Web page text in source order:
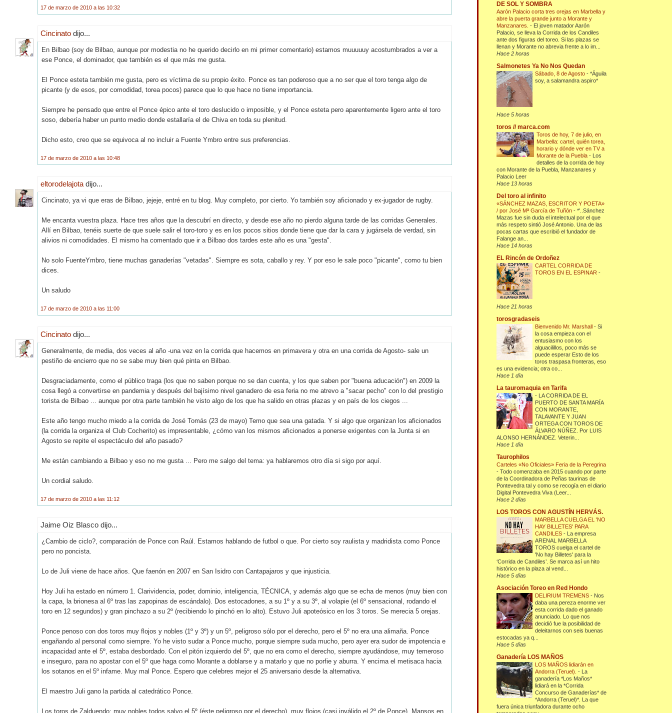
17 de marzo de 2010 a las 10:32
Cincinato dijo...
En Bilbao (soy de Bilbao, aunque por modestia no he querido decirlo en mi primer comentario) estamos muuuuuy acostumbrados a ver a
ese Ponce, el dominador, que también es el que más me gusta.
El Ponce esteta también me gusta, pero es víctima de su propio éxito. Ponce es tan poderoso que a no ser que el toro tenga algo de
picante (y de esos, por comodidad, torea pocos) parece que lo que hace no tiene importancia.
Siempre he pensado que entre el Ponce épico ante el toro deslucido o imposible, y el Ponce esteta pero aparentemente ligero ante el toro
soso, debería haber un punto medio donde estallaría el de Chiva en toda su plenitud.
Dicho esto, creo que se equivoca al no incluir a Fuente Ymbro entre sus preferencias.
17 de marzo de 2010 a las 10:48
eltorodelajota dijo...
Cincinato, ya vi que eras de Bilbao, jejeje, entré en tu blog. Muy completo, por cierto. Yo también soy aficionado y ex-jugador de rugby.
Me encanta vuestra plaza. Hace tres años que la descubrí en directo, y desde ese año no pierdo alguna tarde de las corridas Generales.
Allí en Bilbao, tenéis suerte de que suele salir el toro-toro y es en los pocos sitios donde tiene que dar la cara y jugársela de verdad, sin
alivios ni comodidades. El mismo ha comentado que ir a Bilbao dos tardes este año es una "gesta".
No solo FuenteYmbro, tiene muchas ganaderías "vetadas". Siempre es sota, caballo y rey. Y por eso le sale poco "picante", como tu bien
dices.
Un saludo
17 de marzo de 2010 a las 11:00
Cincinato dijo...
Generalmente, de media, dos veces al año -una vez en la corrida que hacemos en primavera y otra en una corrida de Agosto- sale un
pestiño de encierro que no se sabe muy bien qué pinta en Bilbao.
Desgraciadamente, como el público traga (los que no saben porque no se dan cuenta, y los que saben por "buena aducación") en 2009 la
cosa llegó a convertirse en pandemia y después del bajísimo nivel ganadero de esa feria no me atrevo a "sacar pecho" con lo del prestigio
torista de Bilbao ... aunque por otra parte también he visto algo de los que ha salido en otras plazas y en país de los ciegos ...
Este año tengo mucho miedo a la corrida de José Tomás (23 de mayo) Temo que sea una gatada. Y si algo que organizan los aficionados
(la corrida la organiza el Club Cocherito) es impresentable, ¿cómo van los mismos aficionados a ponerse exigentes con la Junta si en
Agosto se repite el espectáculo del año pasado?
Me están cambiando a Bilbao y eso no me gusta ... Pero me salgo del tema: ya hablaremos otro día si sigo por aquí.
Un cordial saludo.
17 de marzo de 2010 a las 11:12
Jaime Oiz Blasco dijo...
¿Cambio de ciclo?, comparación de Ponce con Raúl. Estamos hablando de futbol o que. Por cierto soy raulista y madridista como Ponce
pero no poncista.
Lo de Juli viene de hace años. Que faenón en 2007 en San Isidro con Cantapajaros y que injusticia.
Hoy Juli ha estado en número 1. Clarividencia, poder, dominio, inteligencia, TÉCNICA, y además algo que se echa de menos (muy bien con
la capa, la brionesa al 6º tras las zapopinas de escándalo). Dos estocadones, a su 1º y a su 3º, al volapie (el 6º sensacional, rodando el
toro en 12 segundos) y gran pinchazo a su 2º (recibiendo lo pinchó en lo alto). Estuvo Juli apoteósico en los 3 toros. Se merecia 5 orejas.
Ponce penoso con dos toros muy flojos y nobles (1º y 3º) y un 5º, peligroso sólo por el derecho, pero el 5º no era una alimaña. Ponce
engañando al personal como siempre. Yo he visto sudar a Ponce mucho, porque siempre suda mucho, pero ayer era sudor de impotencia e
incapacidad ante el 5º, estaba desbordado. Con el pitón izquierdo del 5º, que no era como el derecho, siempre ayudándose, muy temeroso
e inseguro, para no apostar con el 5º que haga como Morante a doblarse y a matarlo y que no porfie y aburra. Y encima el metisaca hacia
los sotanos en el 5º infame. Muy mal Ponce. Espero que celebres mejor el 25 aniversario desde la alternativa.
El maestro Juli gano la partida al catedrático Ponce.
Los toros de Zalduendo: muy nobles todos salvo el 5º (éste peligroso por el derecho), muy flojos (casi inválido el 2º de Ponce). Mansos en
DE SOL Y SOMBRA
Aarón Palacio corta tres orejas en Marbella y
abre la puerta grande junto a Morante y
Manzanares.- El joven matador Aarón
Palacio, se lleva la Corrida de los Candiles
ante dos figuras del toreo. Si las plazas se
llenan y Morante no abrevia frente a lo im...
Hace 2 horas
Salmonetes Ya No Nos Quedan
Sábado, 8 de Agosto-*Águila
soy, a salamandra aspiro*
Hace 5 horas
toros // marca.com
Toros de hoy, 7 de julio, en
Marbella: cartel, quién torea,
horario y dónde ver en TV a
Morante de la Puebla- Los
detalles de la corrida de hoy
con Morante de la Puebla, Manzanares y
Palacio Leer
Hace 13 horas
Del toro al infinito
«SÁNCHEZ MAZAS, ESCRITOR Y POETA»
/ por José Mª García de Tuñón-*'..Sánchez
Mazas fue sin duda el intelectual por el que
más respeto sintió José Antonio. Una de las
pocas cartas que escribió el fundador de
Falange an...
Hace 14 horas
EL Rincón de Ordoñez
CARTEL CORRIDA DE
TOROS EN EL ESPINAR-
Hace 21 horas
torosgradaseis
Bienvenido Mr. Marshall-Si
la cosa empieza con el
entusiasmo con los
alguacilillos, poco más se
puede esperar Esto de los
toros traspasa fronteras, eso
es una evidencia; otra co...
Hace 1 día
La tauromaquia en Tarifa
- LA CORRIDA DE EL
PUERTO DE SANTA MARÍA
CON MORANTE,
TALAVANTE Y JUAN
ORTEGA CON TOROS DE
ÁLVARO NÚÑEZ. Por LUIS
ALONSO HERNÁNDEZ. Veterin...
Hace 1 día
Taurophilos
Carteles «No Oficiales» Feria de la Peregrina
-Todo comenzaba en 2015 cuando por parte
de la Coordinadora de Peñas taurinas de
Pontevedra tal y como se recogía en el diario
Digital Pontevedra Viva (Leer...
Hace 2 días
LOS TOROS CON AGUSTÍN HERVÁS.
MARBELLA CUELGA EL 'NO
HAY BILLETES' PARA
CANDILES- La empresa
ARENAL MARBELLA
TOROS cuelga el cartel de
'No hay Billetes' para la
‘Corrida de Candiles’. Se marca así un hito
histórico en la plaza al vend...
Hace 5 días
Asociación Toreo en Red Hondo
DELIRIUM TREMENS- Nos
daba una pereza enorme ver
esta corrida dado el ganado
anunciado. Lo que nos
decidió fue la posibilidad de
deleitarnos con seis buenas
estocadas ya q...
Hace 5 días
Ganadería LOS MAÑOS
LOS MAÑOS lidiarán en
Andorra (Teruel).- La
ganadería *Los Maños*
lidiará en la *Corrida
Concurso de Ganaderías* de
*Andorra (Teruel)*. La que
fuera única triunfadora durante ocho